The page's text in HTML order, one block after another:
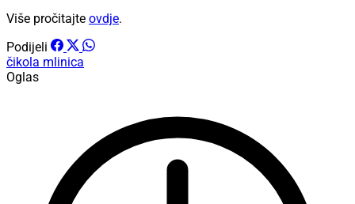
Više pročitajte ovdje.
Podijeli
čikola mlinica
Oglas